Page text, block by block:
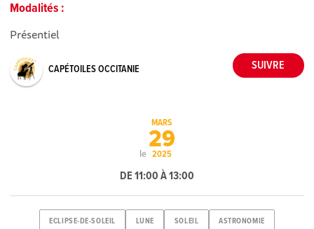
Modalités :
Présentiel
CAPÉTOILES OCCITANIE
le
MARS
29
2025
DE 11:00 À 13:00
ECLIPSE-DE-SOLEIL LUNE SOLEIL ASTRONOMIE